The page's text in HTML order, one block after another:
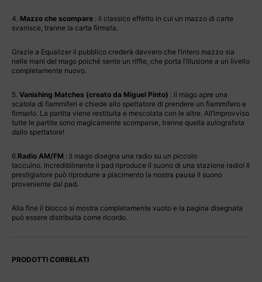
4. Mazzo che scompare : il classico effetto in cui un mazzo di carte
svanisce, tranne la carta firmata.
Grazie a Equalizer il pubblico crederà davvero che l’intero mazzo sia
nelle mani del mago poiché sente un riffle, che porta l’illusione a un livello
completamente nuovo.
5. Vanishing Matches (creato da Miguel Pinto) : il mago apre una
scatola di fiammiferi e chiede allo spettatore di prendere un fiammifero e
firmarlo. La partita viene restituita e mescolata con le altre. All’improvviso
tutte le partite sono magicamente scomparse, tranne quella autografata
dallo spettatore!
6.Radio AM/FM : il mago disegna una radio su un piccolo
taccuino. Incredibilmente il pad riproduce il suono di una stazione radio! Il
prestigiatore può riprodurre a piacimento la nostra pausa il suono
proveniente dal pad.
Alla fine il blocco si mostra completamente vuoto e la pagina disegnata
può essere distribuita come ricordo.
PRODOTTI CORRELATI